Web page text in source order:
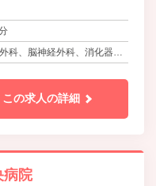
関しては看護休暇を利用
看護職仲間がお互いに「支
えられる」関係で安心して
環境を作っております。
科、脳神経外科、消化器内
科、肛門科、泌尿器科
この求人の詳細
院